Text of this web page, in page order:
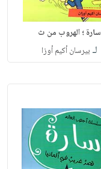
سارة ؛ الهروب من ث
لـ بيرسان أكيم أوزا